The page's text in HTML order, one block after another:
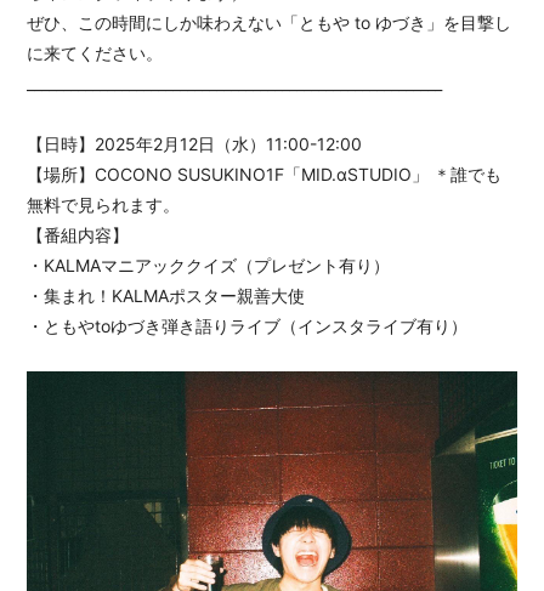
ぜひ、この時間にしか味わえない「ともや to ゆづき」を目撃し
に来てください。
【日時】2025年2月12日（水）11:00-12:00
【場所】COCONO SUSUKINO1F「MID.αSTUDIO」 ＊誰でも
無料で見られます。
【番組内容】
・KALMAマニアッククイズ（プレゼント有り）
・集まれ！KALMAポスター親善大使
・ともやtoゆづき弾き語りライブ（インスタライブ有り）